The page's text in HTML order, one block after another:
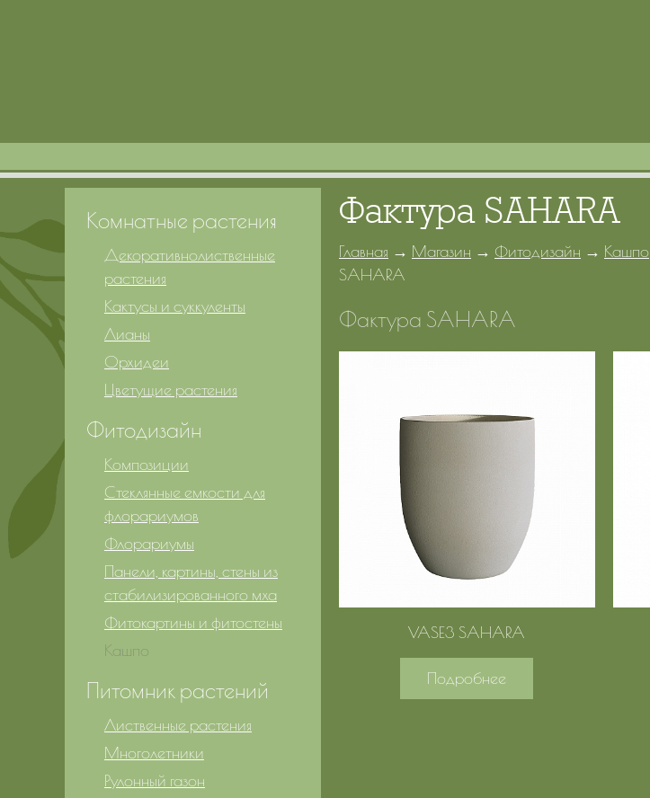
Фактура SAHARA
Главная → Магазин → Фитодизайн → Кашпо
SAHARA
Фактура SAHARA
VASE3 SAHARA
Подробнее
Комнатные растения
Декоративнолиственные
растения
Кактусы и суккуленты
Лианы
Орхидеи
Цветущие растения
Фитодизайн
Композиции
Стеклянные емкости для
флорариумов
Флорариумы
Панели, картины, стены из
стабилизированного мха
Фитокартины и фитостены
Кашпо
Питомник растений
Лиственные растения
Многолетники
Рулонный газон